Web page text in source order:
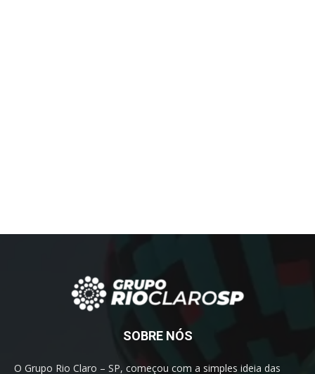
SOBRE NÓS
O Grupo Rio Claro – SP, começou com a simples ideia das